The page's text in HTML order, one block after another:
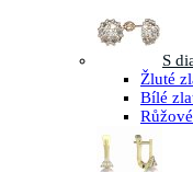
S
Žluté
Bílé